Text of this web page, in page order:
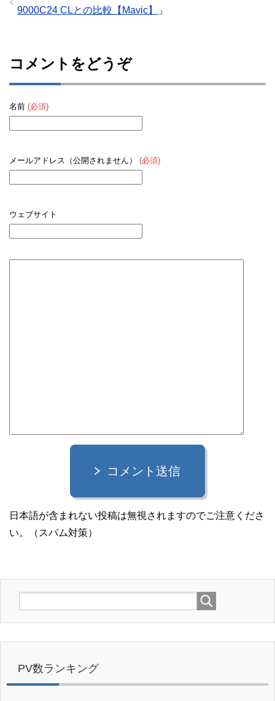
9000C24 CLとの比較【Mavic】
」
コメントをどうぞ
名前 (必須)
メールアドレス（公開されません） (必須)
ウェブサイト
コメント送信
日本語が含まれない投稿は無視されますのでご注意くださ
い。（スパム対策）
PV数ランキング